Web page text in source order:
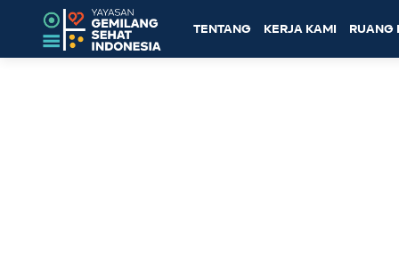
TENTANG KERJA KAMI RUANG